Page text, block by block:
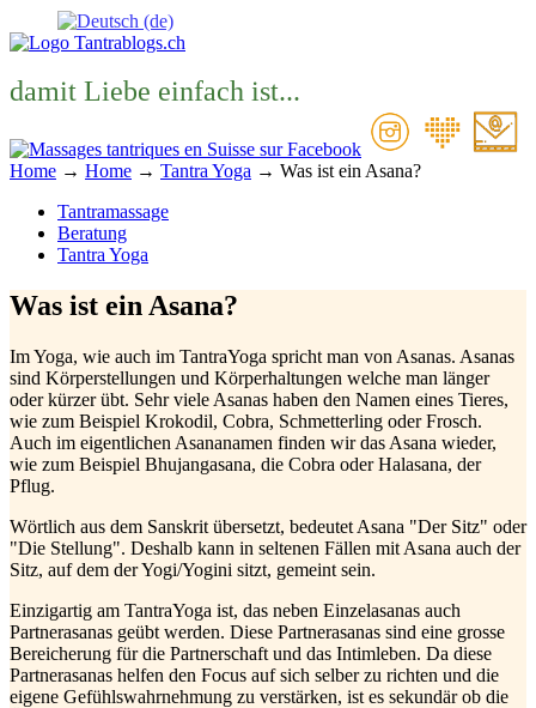
damit Liebe einfach ist...
Home → Home → Tantra Yoga → Was ist ein Asana?
Tantramassage
Beratung
Tantra Yoga
Was ist ein Asana?
Im Yoga, wie auch im TantraYoga spricht man von Asanas. Asanas
sind Körperstellungen und Körperhaltungen welche man länger
oder kürzer übt. Sehr viele Asanas haben den Namen eines Tieres,
wie zum Beispiel Krokodil, Cobra, Schmetterling oder Frosch.
Auch im eigentlichen Asananamen finden wir das Asana wieder,
wie zum Beispiel Bhujangasana, die Cobra oder Halasana, der
Pflug.
Wörtlich aus dem Sanskrit übersetzt, bedeutet Asana "Der Sitz" oder
"Die Stellung". Deshalb kann in seltenen Fällen mit Asana auch der
Sitz, auf dem der Yogi/Yogini sitzt, gemeint sein.
Einzigartig am TantraYoga ist, das neben Einzelasanas auch
Partnerasanas geübt werden. Diese Partnerasanas sind eine grosse
Bereicherung für die Partnerschaft und das Intimleben. Da diese
Partnerasanas helfen den Focus auf sich selber zu richten und die
eigene Gefühlswahrnehmung zu verstärken, ist es sekundär ob die